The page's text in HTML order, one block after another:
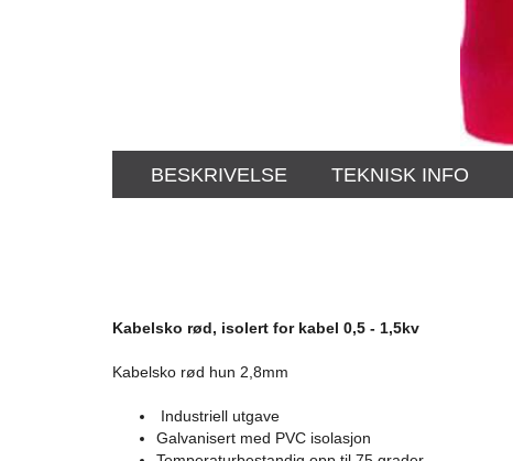
BESKRIVELSE TEKNISK INFO
Kabelsko rød, isolert for kabel 0,5 - 1,5kv
Kabelsko rød hun 2,8mm
Industriell utgave
Galvanisert med PVC isolasjon